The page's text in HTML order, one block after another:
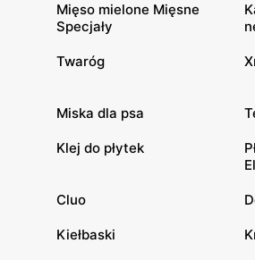
Mięso mielone Mięsne
Specjały
Twaróg
Miska dla psa
Klej do płytek
Cluo
Kiełbaski